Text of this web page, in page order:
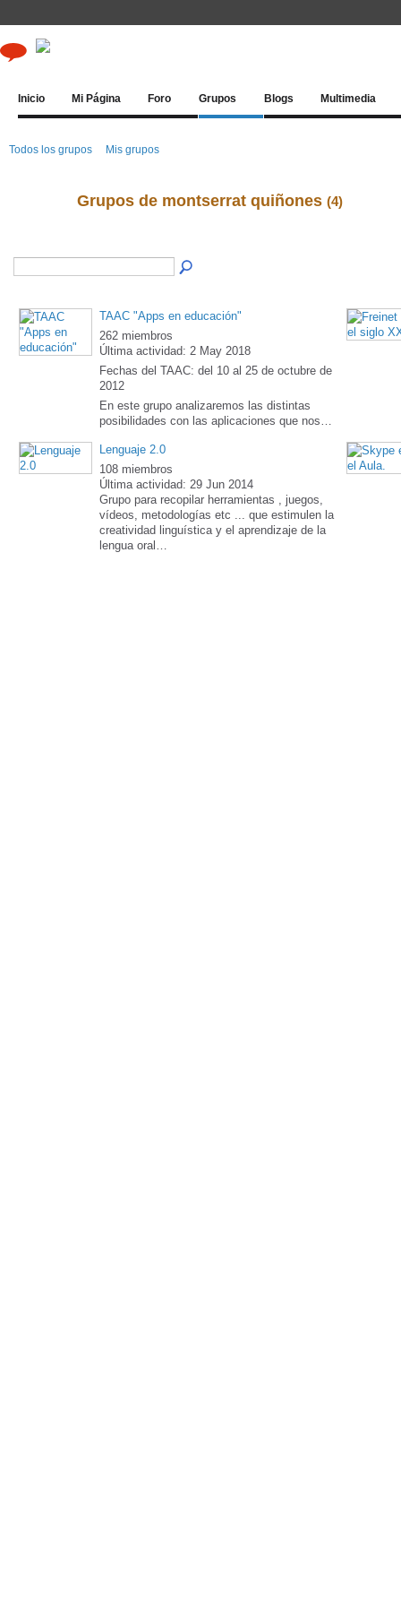
Inicio Mi Página Foro Grupos Blogs Multimedia
Todos los grupos Mis grupos
Grupos de montserrat quiñones (4)
TAAC "Apps en educación"
262 miembros
Última actividad: 2 May 2018
Fechas del TAAC: del 10 al 25 de octubre de
2012
En este grupo analizaremos las distintas
posibilidades con las aplicaciones que nos…
Lenguaje 2.0
108 miembros
Última actividad: 29 Jun 2014
Grupo para recopilar herramientas , juegos,
vídeos, metodologías etc ... que estimulen la
creatividad linguística y el aprendizaje de la
lengua oral…